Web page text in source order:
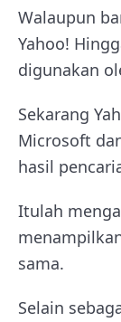
Walaupun
Yahoo!
digunakan
Sekarang
Microsoft
hasil
Itulah
sama.
Selain